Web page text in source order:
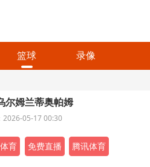
篮球 录像
尔姆兰蒂奥帕姆
2026-05-17 00:30
育 免费直播 腾讯体育